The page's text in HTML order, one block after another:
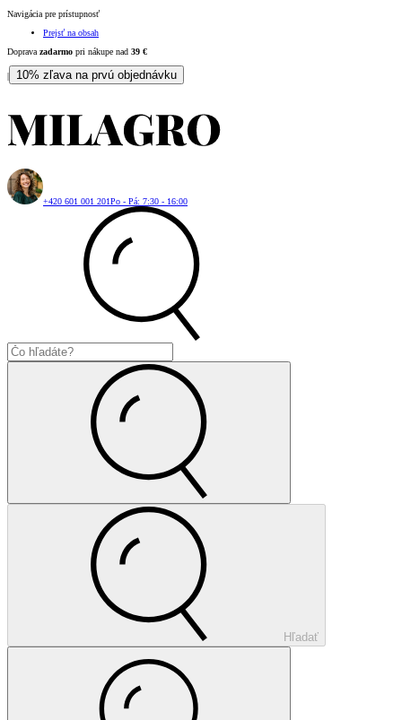
Navigácia pre prístupnosť
Prejsť na obsah
Doprava zadarmo pri nákupe nad 39 €
| 10% zľava na prvú objednávku
+420 601 001 201Po - Pá: 7:30 - 16:00
Hľadať